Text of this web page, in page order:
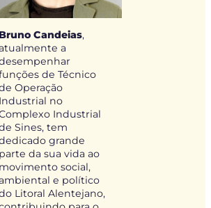
Bruno Candeias,
a
de Técnico
Operação
Industrial no
Industrial
Sines, tem
grande
parte da sua vida ao
movimento social,
e político
Litoral Alentejano,